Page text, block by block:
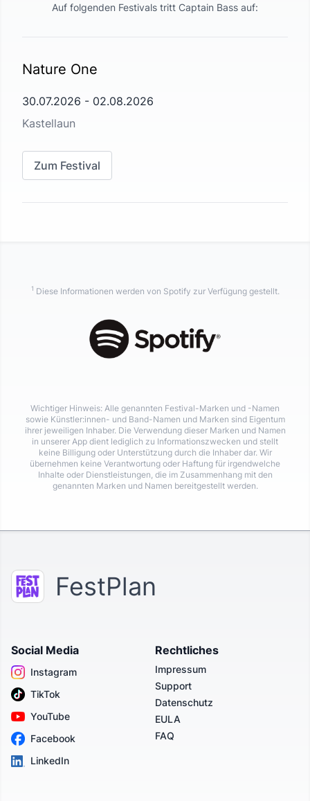
Auf folgenden Festivals tritt Captain Bass auf:
Nature One
30.07.2026 - 02.08.2026
Kastellaun
Zum Festival
1 Diese Informationen werden von Spotify zur Verfügung gestellt.
Wichtiger Hinweis: Alle genannten Festival-Marken und -Namen
sowie Künstler:innen- und Band-Namen und Marken sind Eigentum
ihrer jeweiligen Inhaber. Die Verwendung dieser Marken und Namen
in unserer App dient lediglich zu Informationszwecken und stellt
keine Billigung oder Unterstützung durch die Inhaber dar. Wir
übernehmen keine Verantwortung oder Haftung für irgendwelche
Inhalte oder Dienstleistungen, die im Zusammenhang mit den
genannten Marken und Namen bereitgestellt werden.
FestPlan
Social Media
Instagram
TikTok
YouTube
Facebook
LinkedIn
Rechtliches
Impressum
Support
Datenschutz
EULA
FAQ